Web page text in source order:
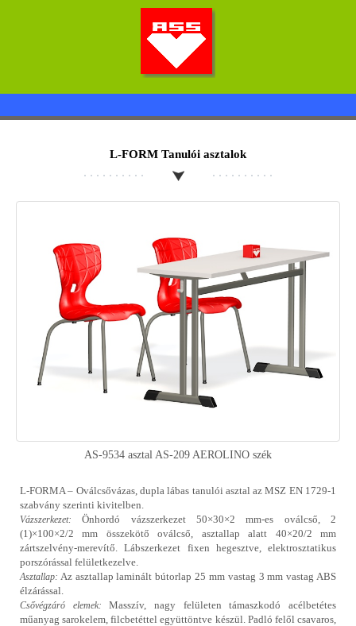
ASS MAGYARORSZÁG KFT.
SZÍNKALAUZOK
KATALÓGUS
L-FORM Tanulói asztalok
AS-9534 asztal AS-209 AEROLINO szék
L-FORMA – Oválcsővázas, dupla lábas tanulói asztal az MSZ EN 1729-1
szabvány szerinti kivitelben.
Vázszerkezet:
Önhordó vázszerkezet 50×30×2 mm-es oválcső, 2
(1)×100×2/2 mm összekötő oválcső, asztallap alatt 40×20/2 mm
zártszelvény-merevítő. Lábszerkezet fixen hegesztve, elektrosztatikus
porszórással felületkezelve.
Asztallap: Az asztallap laminált bútorlap 25 mm vastag 3 mm vastag ABS
élzárással.
Csővégzáró elemek: Masszív, nagy felületen támaszkodó acélbetétes
műanyag sarokelem, filcbetéttel együttöntve készül. Padló felől csavaros,